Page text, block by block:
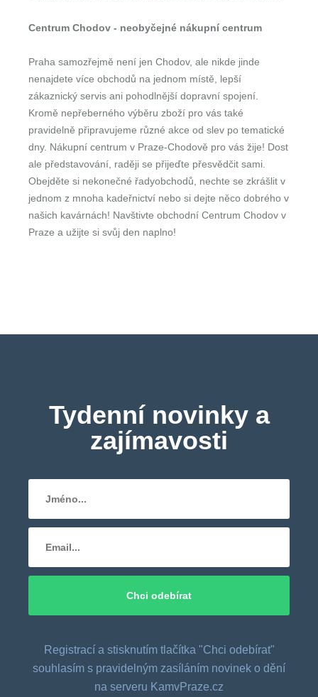
Centrum Chodov - neobyčejné nákupní centrum
Praha samozřejmě není jen Chodov, ale nikde jinde
nenajdete více obchodů na jednom místě, lepší
zákaznický servis ani pohodlnější dopravní spojení.
Kromě nepřeberného výběru zboží pro vás také
pravidelně připravujeme různé akce od slev po tematické
dny. Nákupní centrum v Praze-Chodově pro vás žije! Dost
ale představování, raději se přijeďte přesvědčit sami.
Obejděte si nekonečné řadyobchodů, nechte se zkrášlit v
jednom z mnoha kadeřnictví nebo si dejte něco dobrého v
našich kavárnách! Navštivte obchodní Centrum Chodov v
Praze a užijte si svůj den naplno!
Tydenní novinky a
zajímavosti
Registrací a stisknutím tlačítka "Chci odebírat"
souhlasím s pravidelným zasíláním novinek o dění
na serveru KamvPraze.cz